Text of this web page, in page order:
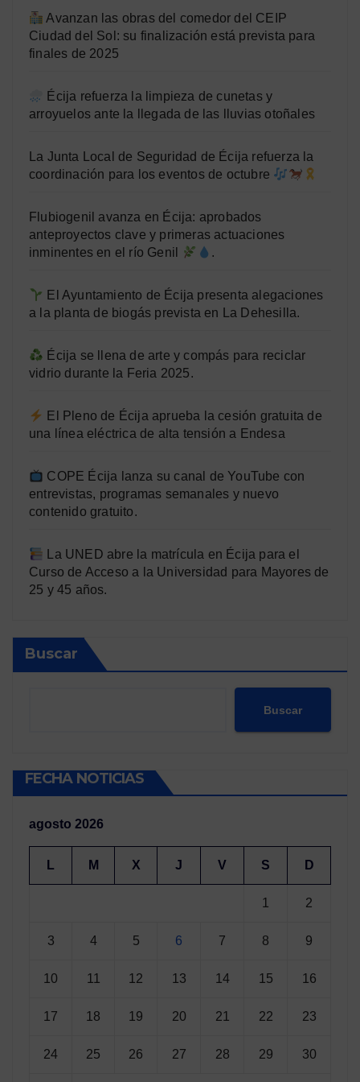
Avanzan las obras del comedor del CEIP
Ciudad del Sol: su finalización está prevista para
finales de 2025
Écija refuerza la limpieza de cunetas y
arroyuelos ante la llegada de las lluvias otoñales
La Junta Local de Seguridad de Écija refuerza la
coordinación para los eventos de octubre
Flubiogenil avanza en Écija: aprobados
anteproyectos clave y primeras actuaciones
inminentes en el río Genil
.
El Ayuntamiento de Écija presenta alegaciones
a la planta de biogás prevista en La Dehesilla.
Écija se llena de arte y compás para reciclar
vidrio durante la Feria 2025.
El Pleno de Écija aprueba la cesión gratuita de
una línea eléctrica de alta tensión a Endesa
COPE Écija lanza su canal de YouTube con
entrevistas, programas semanales y nuevo
contenido gratuito.
La UNED abre la matrícula en Écija para el
Curso de Acceso a la Universidad para Mayores de
25 y 45 años.
Buscar
Buscar
FECHA NOTICIAS
agosto 2026
L M X J V S D
1 2
3 4 5 6 7 8 9
10 11 12 13 14 15 16
17 18 19 20 21 22 23
24 25 26 27 28 29 30